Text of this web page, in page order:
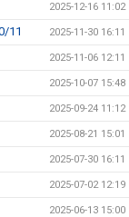
2025-12-16 11:02
11 2025-11-30 16:11
2025-11-06 12:11
2025-10-07 15:48
2025-09-24 11:12
2025-08-21 15:01
2025-07-30 16:11
2025-07-02 12:19
2025-06-13 15:00